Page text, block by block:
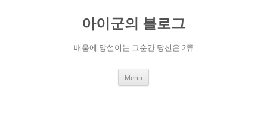
아이군의 블로그
배움에 망설이는 그순간 당신은 2류
Menu